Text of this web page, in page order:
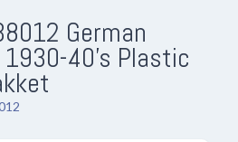
German
40's Plastic